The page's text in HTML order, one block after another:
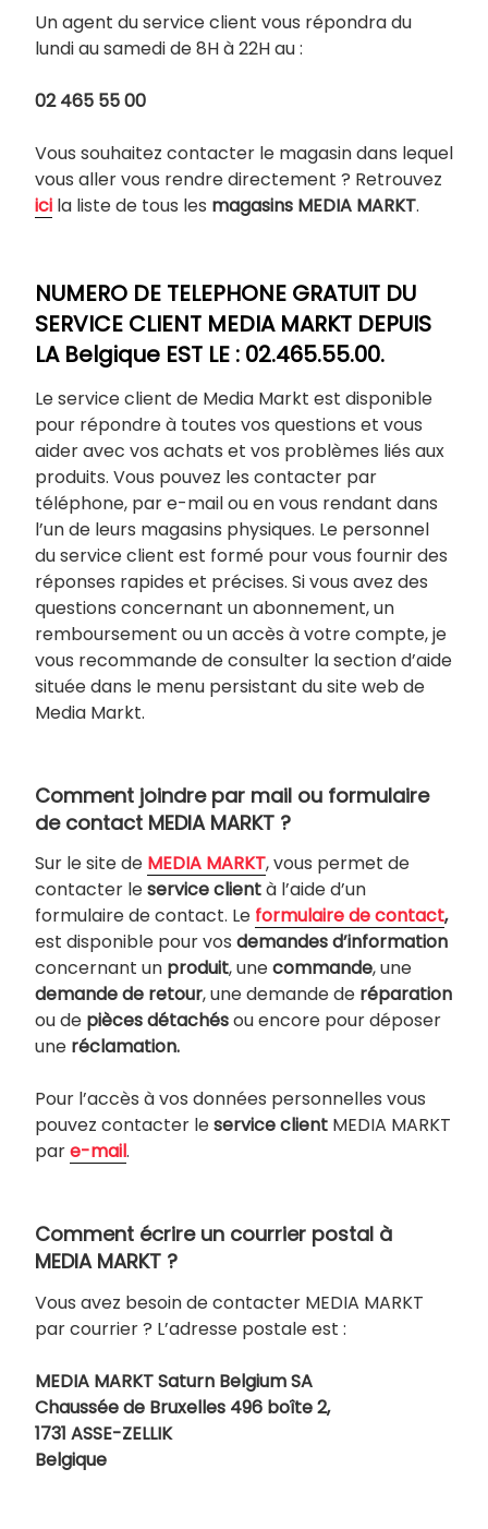
Un agent du service client vous répondra du
lundi au samedi de 8H à 22H au :
02 465 55 00
Vous souhaitez contacter le magasin dans lequel
vous aller vous rendre directement ? Retrouvez
ici la liste de tous les magasins MEDIA MARKT.
NUMERO DE TELEPHONE GRATUIT DU
SERVICE CLIENT MEDIA MARKT DEPUIS
LA Belgique EST LE : 02.465.55.00.
Le service client de Media Markt est disponible
pour répondre à toutes vos questions et vous
aider avec vos achats et vos problèmes liés aux
produits. Vous pouvez les contacter par
téléphone, par e-mail ou en vous rendant dans
l’un de leurs magasins physiques. Le personnel
du service client est formé pour vous fournir des
réponses rapides et précises. Si vous avez des
questions concernant un abonnement, un
remboursement ou un accès à votre compte, je
vous recommande de consulter la section d’aide
située dans le menu persistant du site web de
Media Markt.
Comment joindre par mail ou formulaire
de contact MEDIA MARKT ?
Sur le site de MEDIA MARKT, vous permet de
contacter leservice clientà l’aide d’un
formulaire de contact. Le formulaire de contact,
est disponible pour vos demandes d’information
concernant un produit, unecommande, une
demande de retour, une demande de réparation
ou de pièces détachésou encore pour déposer
une réclamation.
Pour l’accès à vos données personnelles vous
pouvez contacter leservice client MEDIA MARKT
pare-mail.
Comment écrire un courrier postal à
MEDIA MARKT ?
Vous avez besoin de contacter MEDIA MARKT
par courrier ? L’adresse postale est :
MEDIA MARKT Saturn Belgium SA
Chaussée de Bruxelles 496 boîte 2,
1731 ASSE-ZELLIK
Belgique